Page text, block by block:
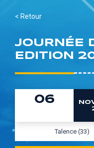
< Retour
JOURNÉE
EDITION
06
Talence (33)